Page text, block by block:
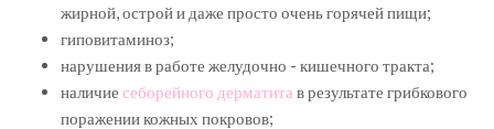
жирной, острой и даже просто очень горячей пищи;
гиповитаминоз;
нарушения в работе желудочно - кишечного тракта;
наличие себорейного дерматита в результате грибкового
поражении кожных покровов;